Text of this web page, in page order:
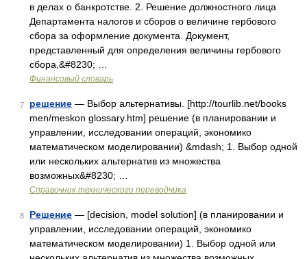
в делах о банкротстве. 2. Решение должностного лица
Департамента налогов и сборов о величине гербового
сбора за оформление документа. Документ,
представленный для определения величины гербового
сбора,&#8230; …
Финансовый словарь
7 решение — Выбор альтернативы. [http://tourlib.net/books
men/meskon glossary.htm] решение (в планировании и
управлении, исследовании операций, экономико
математическом моделировании) &mdash; 1. Выбор одной
или нескольких альтернатив из множества
возможных&#8230; …
Справочник технического переводчика
8 Решение — [decision, model solution] (в планировании и
управлении, исследовании операций, экономико
математическом моделировании) 1. Выбор одной или